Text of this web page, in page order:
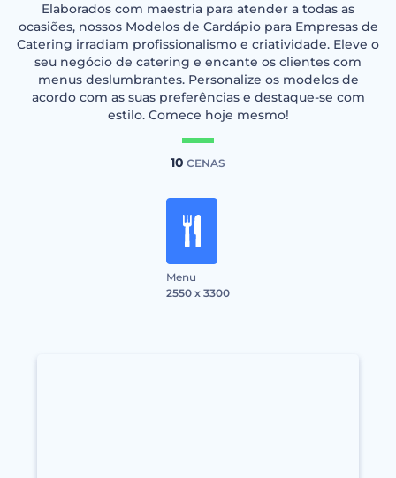
Elaborados com maestria para atender a todas as
ocasiões, nossos Modelos de Cardápio para Empresas de
Catering irradiam profissionalismo e criatividade. Eleve o
seu negócio de catering e encante os clientes com
menus deslumbrantes. Personalize os modelos de
acordo com as suas preferências e destaque-se com
estilo. Comece hoje mesmo!
10 CENAS
Menu
2550 x 3300